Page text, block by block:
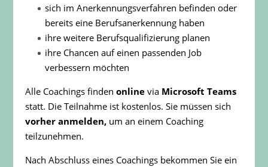
sich im Anerkennungsverfahren befinden oder
bereits eine Berufsanerkennung haben
ihre weitere Berufsqualifizierung planen
ihre Chancen auf einen passenden Job
verbessern möchten
Alle Coachings findenonline via Microsoft Teams
statt. Die Teilnahme ist kostenlos. Sie müssen sich
vorher anmelden, um an einem Coaching
teilzunehmen.
Nach Abschluss eines Coachings bekommen Sie ein